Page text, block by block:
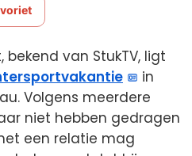
van StukTV, ligt
in
Volgens meerdere
niet hebben gedragen
een relatie mag